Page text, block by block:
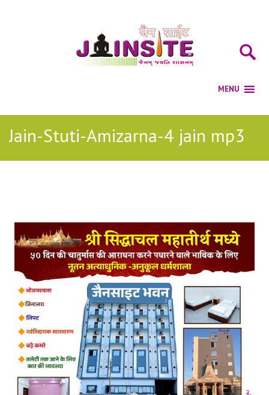
Jain-Stuti-Amizarna-4 jain mp3